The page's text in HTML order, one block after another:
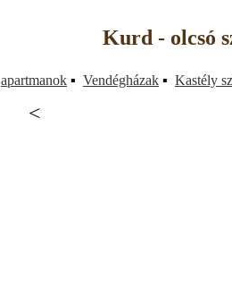
<
Kurd - olcsó
apartmanok ▪ Vendégházak ▪ Kastély